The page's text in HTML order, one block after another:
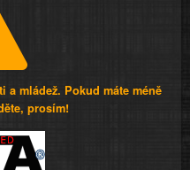
a mládež. Pokud máte méně
prosím!